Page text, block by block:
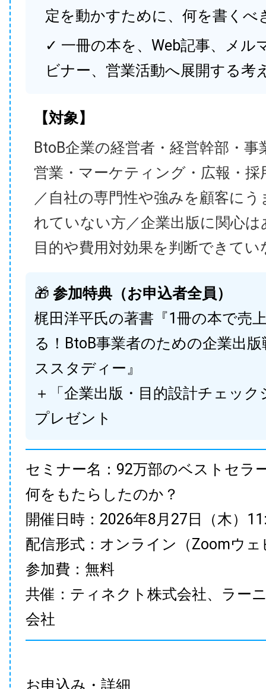
定を動かすために、何を書くべ
✓ 一冊の本を、Web記事、メル
ビナー、営業活動へ展開する考
【対象】
BtoB企業の経営者・経営幹部・事
営業・マーケティング・広報・採
／自社の専門性や強みを顧客に
れていない方／企業出版に関心
目的や費用対効果を判断できてい
🎁 参加特典（お申込者全員）
梶田洋平氏の著書『1冊の本で売
る！BtoB事業者のための企業出
ススタディー』
＋「企業出版・目的設計チェック
プレゼント
セミナー名：92万部のベストセラ
何をもたらしたのか？
開催日時：2026年8月27日（木）
配信形式：オンライン（Zoomウェ
参加費：無料
共催：ティネクト株式会社、ラー
会社
お申込み・詳細